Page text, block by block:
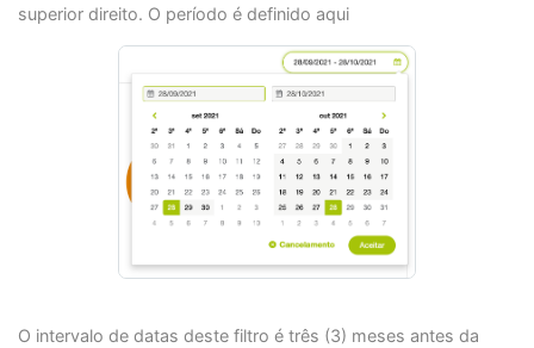
superior direito. O período é definido aqui
O intervalo de datas deste filtro é três (3) meses antes da